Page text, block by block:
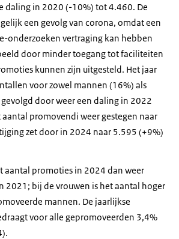
daling in 2020 (-10%) tot 4.460. De
een gevolg van corona, omdat een
onderzoeken vertraging kan hebben
door minder toegang tot faciliteiten
kunnen zijn uitgesteld. Het jaar
voor zowel mannen (16%) als
door weer een daling in 2022
promovendi weer gestegen naar
zet door in 2024 naar 5.595 (+9%)
aantal promoties in 2024 dan weer
2021; bij de vrouwen is het aantal hoger
mannen. De jaarlijkse
voor alle gepromoveerden 3,4%